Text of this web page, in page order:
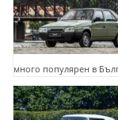
много популярен в